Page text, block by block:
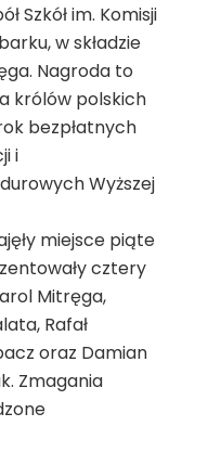
Szkół im. Komisji
w składzie
Nagroda to
królów polskich
bezpłatnych
i
Wyższej
miejsce piąte
cztery
Mitręga,
Rafał
oraz Damian
Zmagania